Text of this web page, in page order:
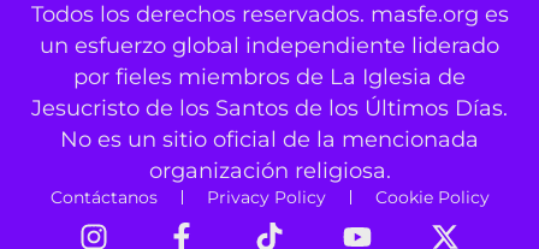
Todos los derechos reservados. masfe.org es
un esfuerzo global independiente liderado
por fieles miembros de La Iglesia de
Jesucristo de los Santos de los Últimos Días.
No es un sitio oficial de la mencionada
organización religiosa.
Contáctanos Privacy Policy Cookie Policy